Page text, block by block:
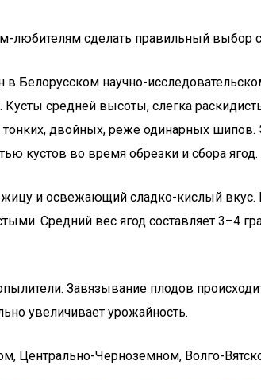
любителям сделать правильный выбор
научно-
средней высоты, слегка
двойных, реже одинарных шипов.
кустов во время обрезки и сбора ягод.
и освежающий сладко-кислый вкус.
Средний вес ягод составляет 3–4
Завязывание плодов
увеличивает урожайность.
Центрально-Черноземном, Волго-